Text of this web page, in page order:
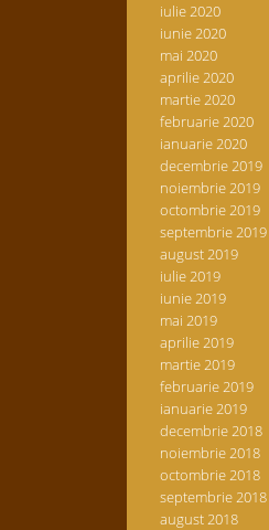
iulie 2020
iunie 2020
mai 2020
aprilie 2020
martie 2020
februarie 2020
ianuarie 2020
decembrie 2019
noiembrie 2019
octombrie 2019
septembrie 2019
august 2019
iulie 2019
iunie 2019
mai 2019
aprilie 2019
martie 2019
februarie 2019
ianuarie 2019
decembrie 2018
noiembrie 2018
octombrie 2018
septembrie 2018
august 2018